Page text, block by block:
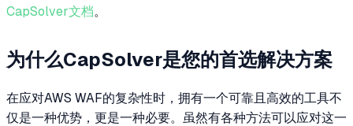
CapSolver文档。
为什么CapSolver是您的首选解决方案
在应对AWS WAF的复杂性时，拥有一个可靠且高效的工具不
仅是一种优势，更是一种必要。虽然有各种方法可以应对这一